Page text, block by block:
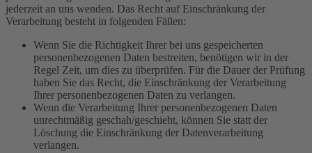
jederzeit an uns wenden. Das Recht auf Einschränkung der
Verarbeitung besteht in folgenden Fällen:
Wenn Sie die Richtigkeit Ihrer bei uns gespeicherten
personenbezogenen Daten bestreiten, benötigen wir in der
Regel Zeit, um dies zu überprüfen. Für die Dauer der Prüfung
haben Sie das Recht, die Einschränkung der Verarbeitung
Ihrer personenbezogenen Daten zu verlangen.
Wenn die Verarbeitung Ihrer personenbezogenen Daten
unrechtmäßig geschah/geschieht, können Sie statt der
Löschung die Einschränkung der Datenverarbeitung
verlangen.